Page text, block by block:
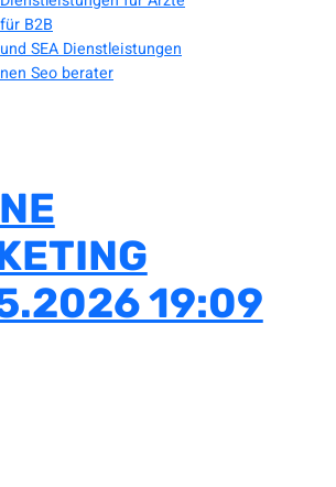
B2B
SEA Dienstleistungen
Seo berater
19:09